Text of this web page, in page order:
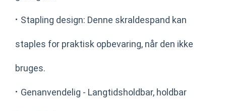
· Stapling design: Denne skraldespand kan
staples for praktisk opbevaring, når den ikke
bruges.
· Genanvendelig - Langtidsholdbar, holdbar